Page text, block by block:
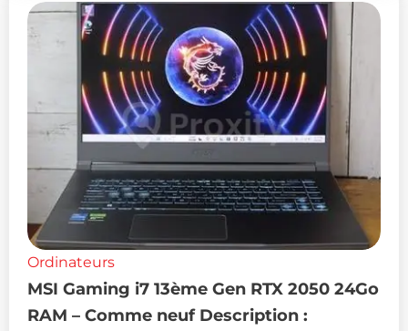
Ordinateurs
MSI Gaming i7 13ème Gen RTX 2050 24Go
RAM – Comme neuf Description :